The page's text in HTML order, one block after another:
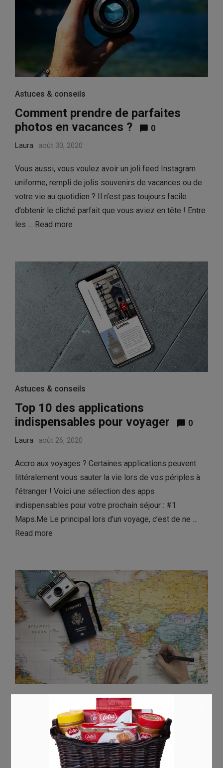
Astuces & conseils
Comment prendre de parfaites
photos en vacances ?
0
Laura août 30, 2020
Vous aussi, vous voulez avoir un joli feed Instagram
uniforme, rempli de jolis souvenirs de vacances ou de
votre vie au quotidien ? Il n’est pas toujours facile
d’obtenir le cliché parfait que vous aviez en tête ! Entre
les … Read more
Astuces & conseils
Top 10 des applications
indispensables pour voyager
0
Laura août 26, 2020
Accro aux voyages ? Certaines applications peuvent
littéralement vous sauter la vie lors de vos périples à
l’étranger ! Voici une sélection des apps
indispensables pour votre prochain séjour : #1
Maps.Me Le principal lors d’un voyage, c’est de ne …
Read more
Comment se constituer un budget
voyage facilement et rapidement
août 21, 2020